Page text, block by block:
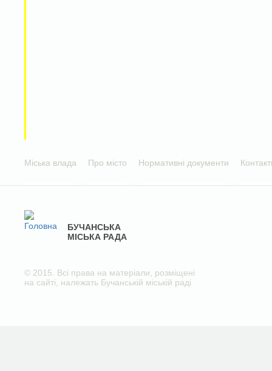
Міська влада Про місто Нормативні документи
БУЧАНСЬКА
МІСЬКА РАДА
© 2015. Всі права на матеріали, розміщені
на сайті, належать Бучанській міській раді